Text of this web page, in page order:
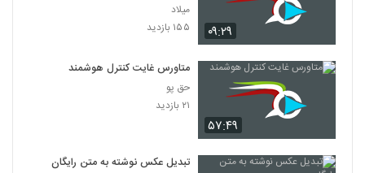
۰۹:۲۹
میلاد
۱۵۵ بازدید
۵۷:۴۹
متاورس غایت کنترل هوشمند
حق پو
۲۱ بازدید
تبدیل عکس نوشته به متن رایگان